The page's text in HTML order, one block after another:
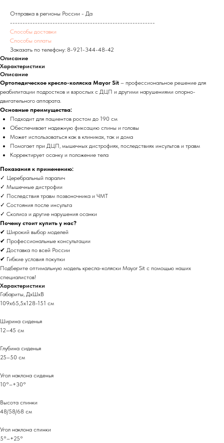
Отправка в регионы России - Да
----------------------------------------------------------
Способы доставки
Способы оплаты
Заказать по телефону: 8-921-344-48-42
Описание
Характеристики
Описание
Ортопедическое кресло-коляска Mayor Sit – профессиональное решение для
реабилитации подростков и взрослых с ДЦП и другими нарушениями опорно-
двигательного аппарата.
Основные преимущества:
Подходит для пациентов ростом до 190 см
Обеспечивает надежную фиксацию спины и головы
Может использоваться как в клиниках, так и дома
Помогает при ДЦП, мышечных дистрофиях, последствиях инсультов и травм
Корректирует осанку и положение тела
Показания к применению:
✓ Церебральный паралич
✓ Мышечные дистрофии
✓ Последствия травм позвоночника и ЧМТ
✓ Состояния после инсульта
✓ Сколиоз и другие нарушения осанки
Почему стоит купить у нас?
✔ Широкий выбор моделей
✔ Профессиональные консультации
✔ Доставка по всей России
✔ Гибкие условия покупки
Подберите оптимальную модель кресла-коляски Mayor Sit с помощью наших
специалистов!
Характеристики
Габариты, ДхШхВ
109х65,5х128-151 см
Ширина сиденья
12–45 см
Глубина сиденья
25–50 см
Угол наклона сиденья
10°–+30°
Высота спинки
48/58/68 см
Угол наклона спинки
5°–+25°
г. Брянск, ул. Улица Фокина д.5
Имя
Заполните форму и мы свяжемся
с вами, чтобы ответить на все
КОНТАКТЫ
Хотите получить консультацию